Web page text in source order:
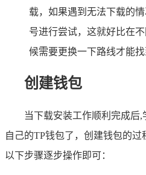
载，如果遇到无法下载的
号进行尝试，这就好比在
候需要更换一下路线才能找
创建钱包
当下载安装工作顺利完成后
自己的TP钱包了，创建钱包的
以下步骤逐步操作即可：